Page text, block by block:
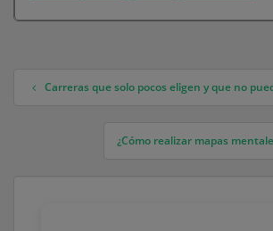
Navegación de entradas
Carreras que solo pocos eligen y que no
¿Cómo realizar mapas